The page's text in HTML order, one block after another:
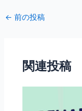
c
e
o
o
k
← 前の投稿
関連投稿